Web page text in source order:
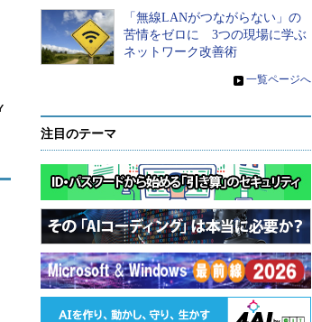
「無線LANがつながらない」の
苦情をゼロに 3つの現場に学ぶ
ネットワーク改善術
» 一覧ページへ
注目のテーマ